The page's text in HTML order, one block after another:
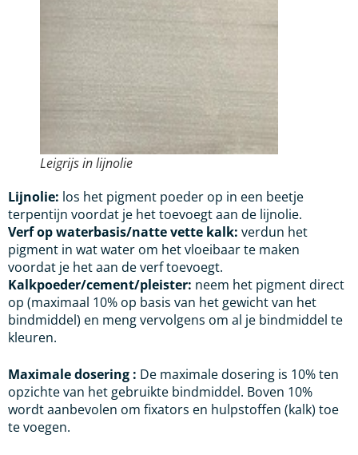
Leigrijs in lijnolie
Lijnolie: los het pigment poeder op in een beetje
terpentijn voordat je het toevoegt aan de lijnolie.
Verf op waterbasis/natte vette kalk: verdun het
pigment in wat water om het vloeibaar te maken
voordat je het aan de verf toevoegt.
Kalkpoeder/cement/pleister: neem het pigment direct
op (maximaal 10% op basis van het gewicht van het
bindmiddel) en meng vervolgens om al je bindmiddel te
kleuren.
Maximale dosering : De maximale dosering is 10% ten
opzichte van het gebruikte bindmiddel. Boven 10%
wordt aanbevolen om fixators en hulpstoffen (kalk) toe
te voegen.